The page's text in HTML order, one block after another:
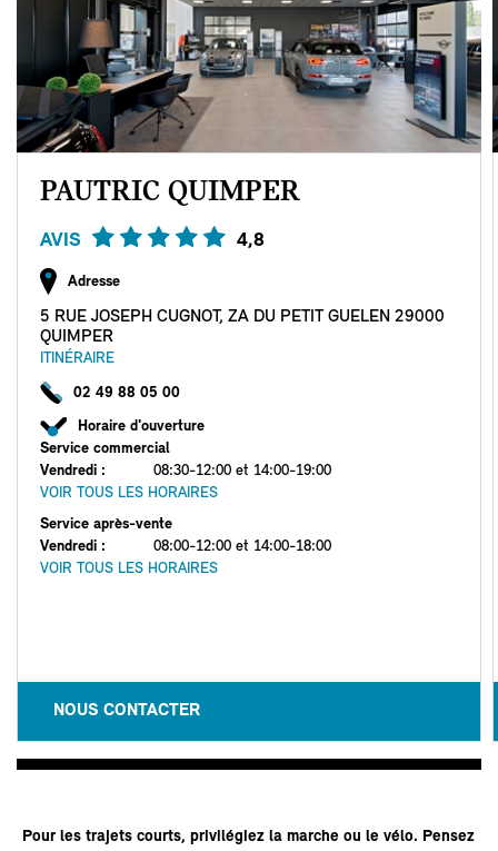
PAUTRIC QUIMPER
AVIS 4,8
Adresse
5 RUE JOSEPH CUGNOT, ZA DU PETIT GUELEN 29000
QUIMPER
ITINÉRAIRE
02 49 88 05 00
Horaire d'ouverture
Service commercial
Vendredi :
08:30-12:00 et 14:00-19:00
VOIR TOUS LES HORAIRES
Service après-vente
Vendredi :
08:00-12:00 et 14:00-18:00
VOIR TOUS LES HORAIRES
NOUS CONTACTER
Pour les trajets courts, privilégiez la marche ou le vélo. Pensez